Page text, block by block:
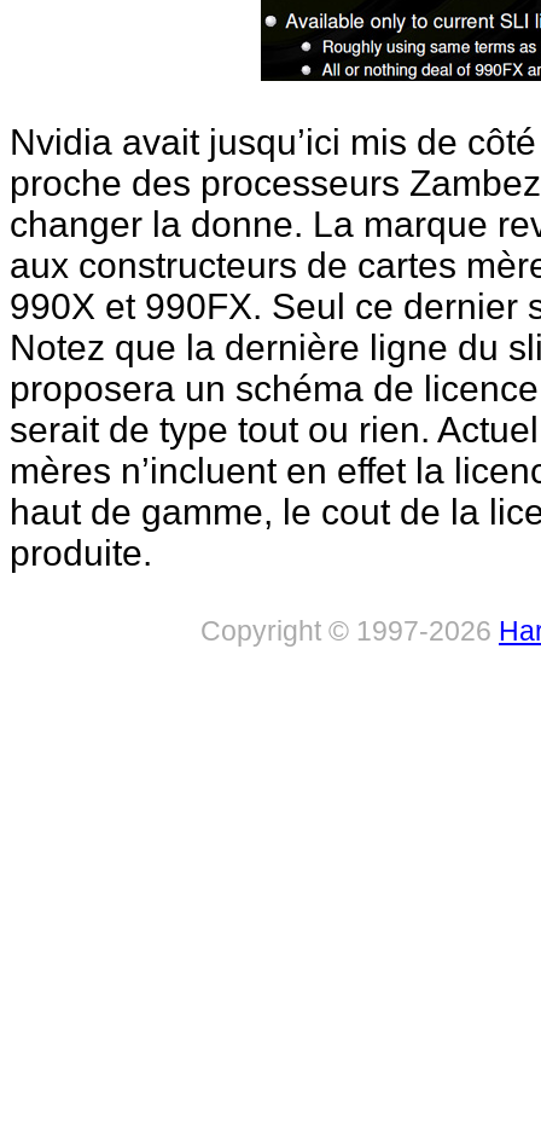
Nvidia avait jusqu’ici mis de
proche des processeurs
changer la donne. La marque
aux constructeurs de cartes
990X et 990FX. Seul ce dernier
Notez que la dernière ligne du
proposera un schéma de
serait de type tout ou rien.
mères n’incluent en effet la
haut de gamme, le cout de la
produite.
Copyright © 1997-2026